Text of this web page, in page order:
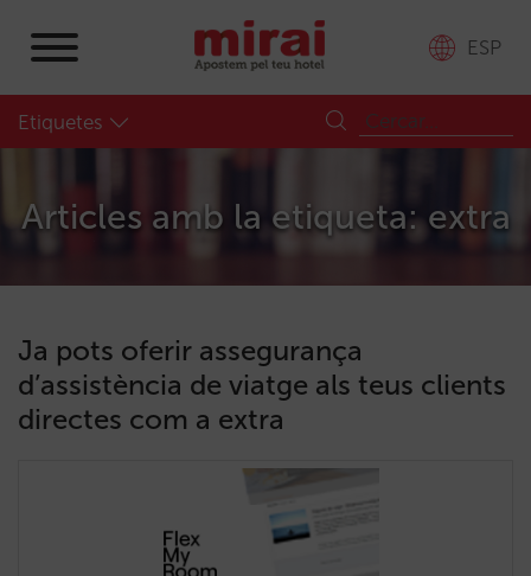
ESP
Etiquetes
Articles amb la etiqueta: extra
Ja pots oferir assegurança
d’assistència de viatge als teus clients
directes com a extra